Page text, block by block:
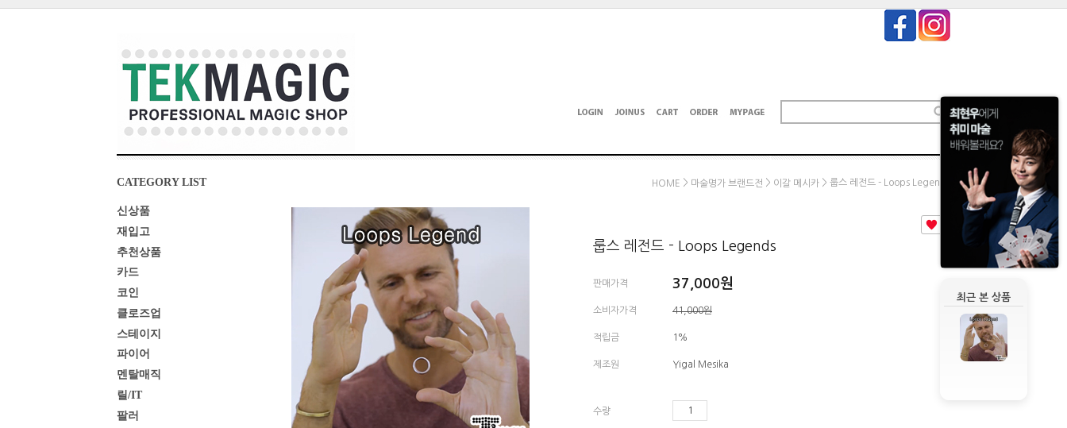
최근 본 상품
CATEGORY LIST
신상품
재입고
추천상품
카드
코인
클로즈업
스테이지
파이어
멘탈매직
릴/IT
팔러
HOME > 마술명가 브랜드전 > 이갈 메시카 > 룹스 레전드 - Loops Legends
룹스 레전드 - Loops Legends
판매가격 37,000원
소비자가격 41,000원
적립금 1%
제조원 Yigal Mesika
수량